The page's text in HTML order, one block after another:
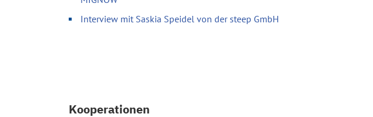
Interview mit Saskia Speidel von der steep GmbH
Kooperationen